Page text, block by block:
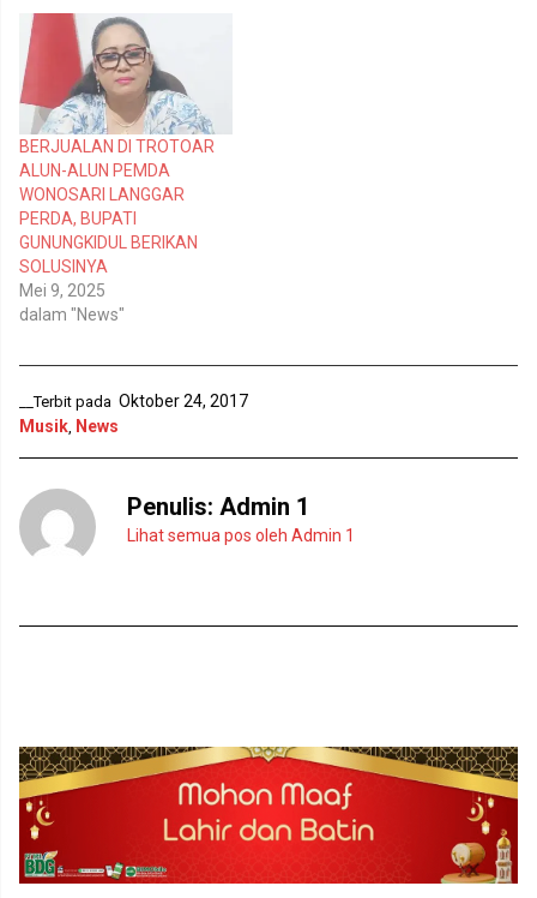
e
m
b
u
k
a
d
i
j
e
n
d
e
l
a
y
a
b
r
u
)
b
o
o
k
(
M
m
b
u
k
a
d
i
j
e
l
n
b
)
BERJUALAN DI TROTOAR
ALUN-ALUN PEMDA
WONOSARI LANGGAR
PERDA, BUPATI
GUNUNGKIDUL BERIKAN
SOLUSINYA
Mei 9, 2025
dalam "News"
__Terbit pada Oktober 24, 2017
Musik, News
Penulis: Admin 1
Lihat semua pos oleh Admin 1